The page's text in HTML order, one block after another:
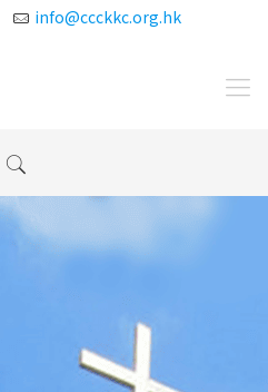
info@ccckkc.org.hk